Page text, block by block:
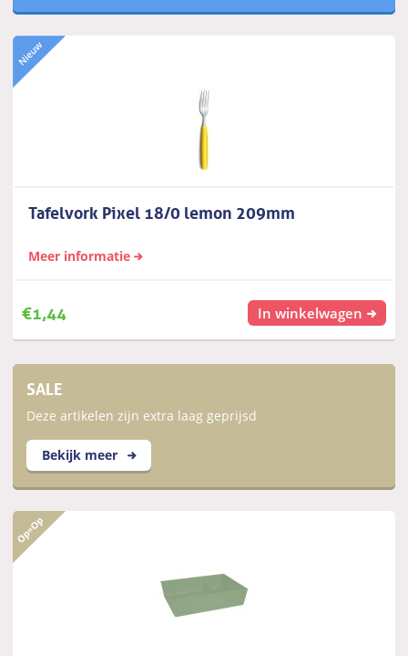
Tafelvork Pixel 18/0 lemon 209mm
Meer informatie
€1,44 In winkelwagen
SALE
Deze artikelen zijn extra laag geprijsd
Bekijk meer